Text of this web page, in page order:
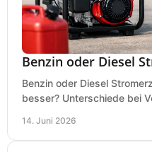
Benzin oder Diesel
Benzin oder Diesel
besser? Unterschiede bei
14. Juni 2026